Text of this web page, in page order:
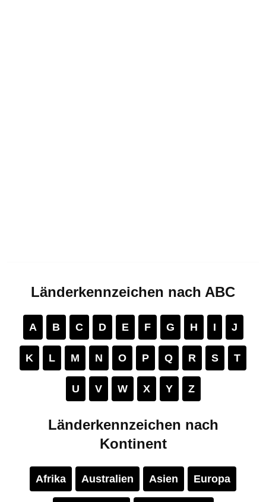
Länderkennzeichen nach ABC
A B C D E F G H I J
K L M N O P Q R S T
U V W X Y Z
Länderkennzeichen nach
Kontinent
Afrika Australien Asien Europa